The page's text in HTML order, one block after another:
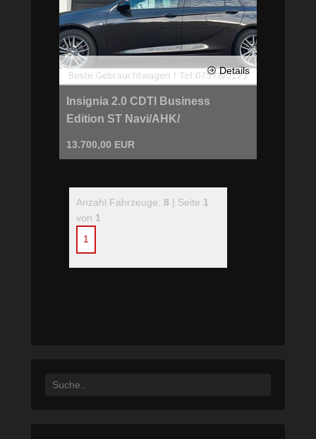
Details
Insignia 2.0 CDTI Business
Edition ST Navi/AHK/
13.700,00 EUR
Anzahl Fahrzeuge: 8 | Seite 1
von 1
1
Search